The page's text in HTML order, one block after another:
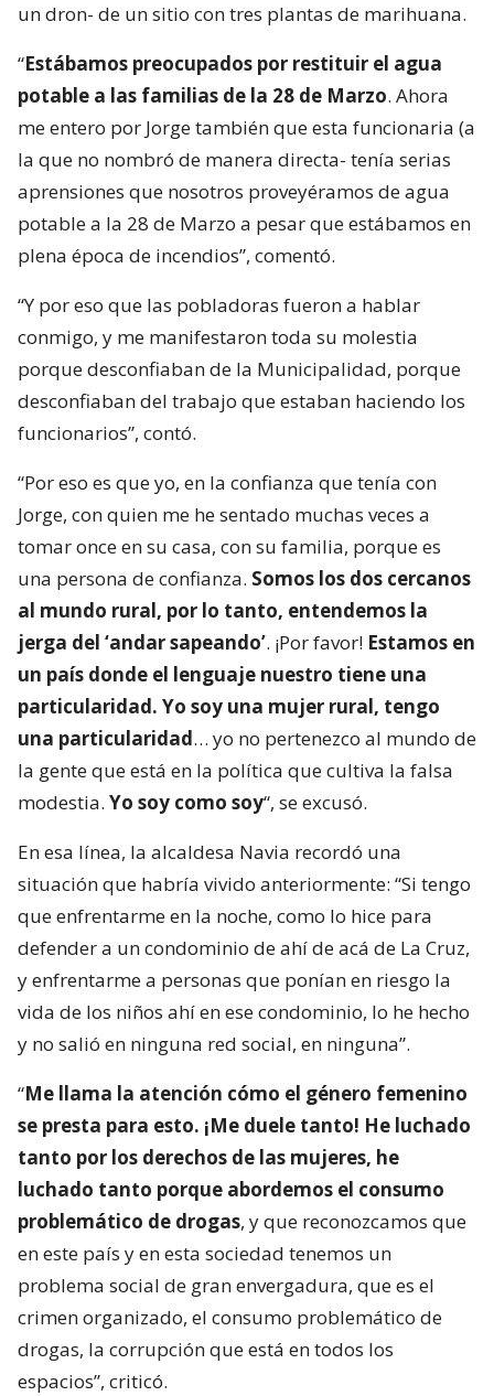
un dron- de un sitio con tres plantas de marihuana.
“Estábamos preocupados por restituir el agua
potable a las familias de la 28 de Marzo. Ahora
me entero por Jorge también que esta funcionaria (a
la que no nombró de manera directa- tenía serias
aprensiones que nosotros proveyéramos de agua
potable a la 28 de Marzo a pesar que estábamos en
plena época de incendios”, comentó.
“Y por eso que las pobladoras fueron a hablar
conmigo, y me manifestaron toda su molestia
porque desconfiaban de la Municipalidad, porque
desconfiaban del trabajo que estaban haciendo los
funcionarios”, contó.
“Por eso es que yo, en la confianza que tenía con
Jorge, con quien me he sentado muchas veces a
tomar once en su casa, con su familia, porque es
una persona de confianza. Somos los dos cercanos
al mundo rural, por lo tanto, entendemos la
jerga del ‘andar sapeando’. ¡Por favor! Estamos en
un país donde el lenguaje nuestro tiene una
particularidad. Yo soy una mujer rural, tengo
una particularidad… yo no pertenezco al mundo de
la gente que está en la política que cultiva la falsa
modestia. Yo soy como soy“, se excusó.
En esa línea, la alcaldesa Navia recordó una
situación que habría vivido anteriormente: “Si tengo
que enfrentarme en la noche, como lo hice para
defender a un condominio de ahí de acá de La Cruz,
y enfrentarme a personas que ponían en riesgo la
vida de los niños ahí en ese condominio, lo he hecho
y no salió en ninguna red social, en ninguna”.
“Me llama la atención cómo el género femenino
se presta para esto. ¡Me duele tanto! He luchado
tanto por los derechos de las mujeres, he
luchado tanto porque abordemos el consumo
problemático de drogas, y que reconozcamos que
en este país y en esta sociedad tenemos un
problema social de gran envergadura, que es el
crimen organizado, el consumo problemático de
drogas, la corrupción que está en todos los
espacios”, criticó.